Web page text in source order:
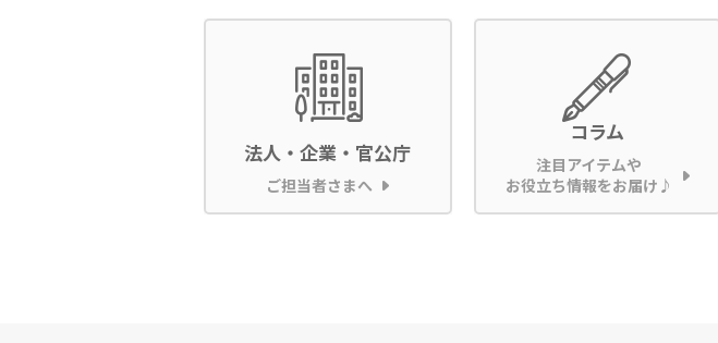
法人・企業・官公庁
ご担当者さまへ
コラム
注目アイテムや
お役立ち情報をお届け♪